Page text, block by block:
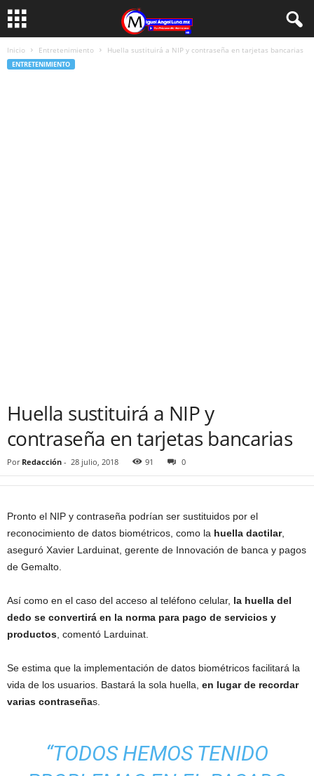
Inicio Entretenimiento Huella sustituirá a NIP y contraseña en tarjetas bancarias
ENTRETENIMIENTO
Huella sustituirá a NIP y
contraseña en tarjetas bancarias
Por Redacción - 28 julio, 2018 91 0
Pronto el NIP y contraseña podrían ser sustituidos por el
reconocimiento de datos biométricos, como la huella dactilar,
aseguró Xavier Larduinat, gerente de Innovación de banca y pagos
de Gemalto.
Así como en el caso del acceso al teléfono celular, la huella del
dedo se convertirá en la norma para pago de servicios y
productos , comentó Larduinat.
Se estima que la implementación de datos biométricos facilitará la
vida de los usuarios. Bastará la sola huella, en lugar de recordar
varias contraseñas.
“TODOS HEMOS TENIDO